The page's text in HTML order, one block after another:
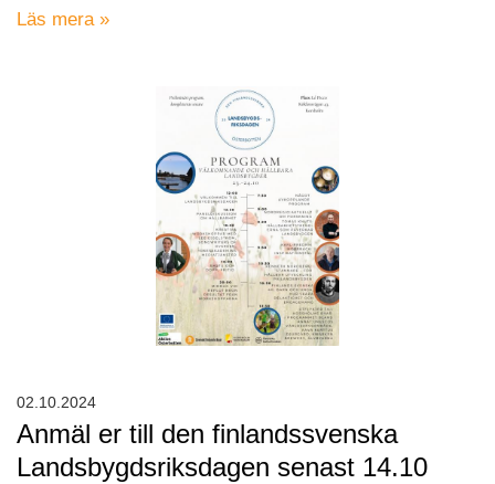
Läs mera »
Anmäl er till den finlandssvenska
Landsbygdsriksdagen senast 14.10
02.10.2024